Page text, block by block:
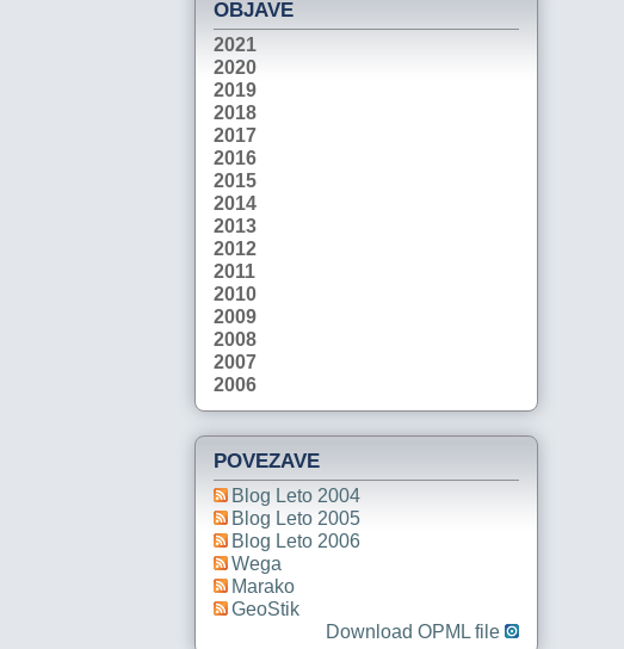
OBJAVE
2021
2020
2019
2018
2017
2016
2015
2014
2013
2012
2011
2010
2009
2008
2007
2006
POVEZAVE
Blog Leto 2004
Blog Leto 2005
Blog Leto 2006
Wega
Marako
GeoStik
Download OPML file